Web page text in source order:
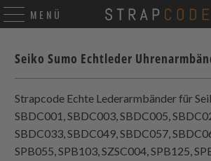
MENÜ
Seiko Sumo Echtleder
Strapcode Echte Lederarmbänder für
SBDC001, SBDC003, SBDC005,
SBDC033, SBDC049, SBDC057,
SPB055, SPB103, SZSC004, SPB125,